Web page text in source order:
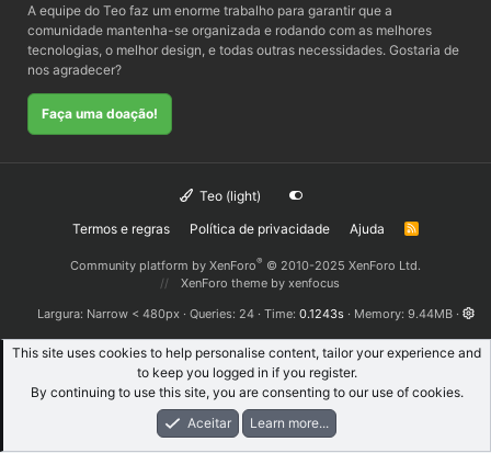
A equipe do Teo faz um enorme trabalho para garantir que a
comunidade mantenha-se organizada e rodando com as melhores
tecnologias, o melhor design, e todas outras necessidades. Gostaria de
nos agradecer?
Faça uma doação!
Teo (light)
Termos e regras
Política de privacidade Ajuda
R
Community platform by XenForo® © 2010-2025 XenForo Ltd.
XenForo theme by xenfocus
Largura
Queries 24 Time 0.1243s Memory 9.44MB
This site uses cookies to help personalise content, tailor your experience and
to keep you logged in if you register.
By continuing to use this site, you are consenting to our use of cookies.
Aceitar
Learn more...